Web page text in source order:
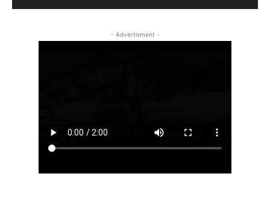
- Advertisment -